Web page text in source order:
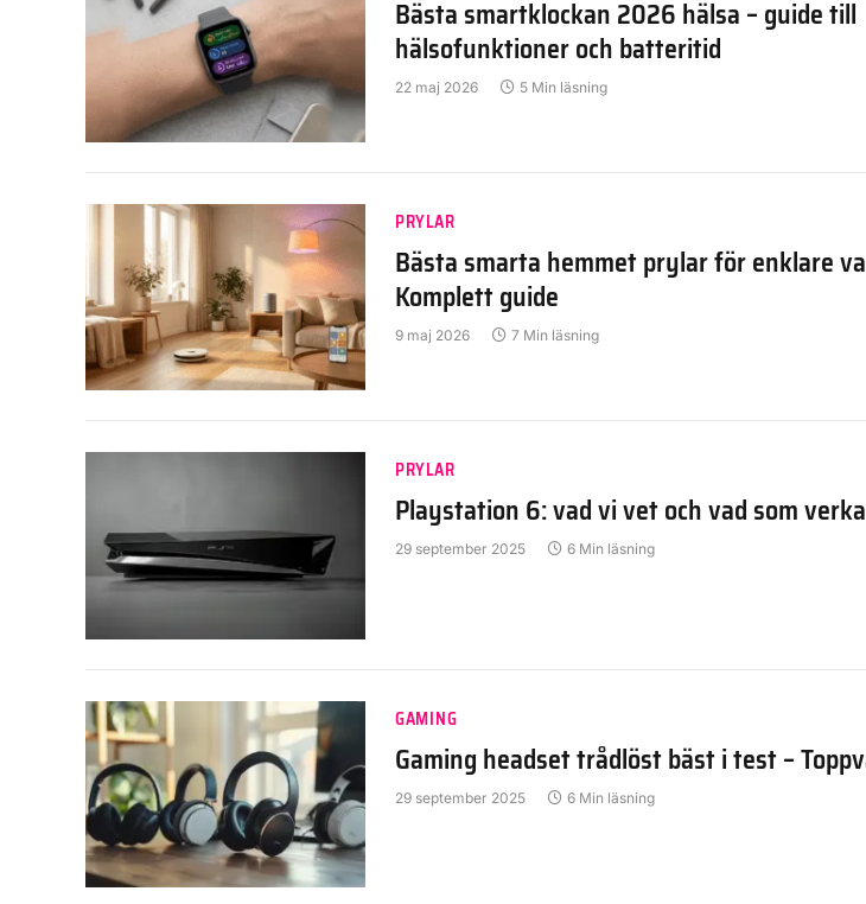
Bästa smartklockan 2026 hälsa – guide till
hälsofunktioner och batteritid
22 maj 2026 5 Min läsning
PRYLAR
Bästa smarta hemmet prylar för enklare
Komplett guide
9 maj 2026 7 Min läsning
PRYLAR
Playstation 6: vad vi vet och vad som
29 september 2025 6 Min läsning
GAMING
Gaming headset trådlöst bäst i test –
29 september 2025 6 Min läsning